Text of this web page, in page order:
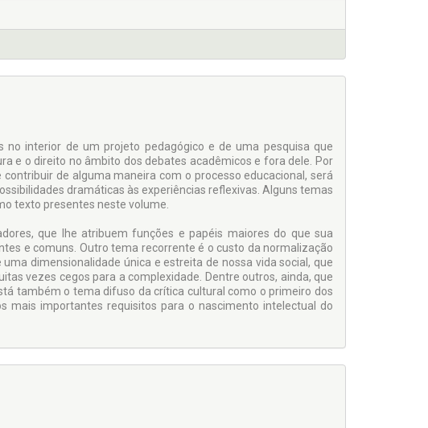
no interior de um projeto pedagógico e de uma pesquisa que
e o direito no âmbito dos debates acadêmicos e fora dele. Por
de alguma maneira com o processo educacional, será
dramáticas às experiências reflexivas. Alguns temas
texto presentes neste volume.
que lhe atribuem funções e papéis maiores do que sua
e comuns. Outro tema recorrente é o custo da normalização
dimensionalidade única e estreita de nossa vida social, que
vezes cegos para a complexidade. Dentre outros, ainda, que
também o tema difuso da crítica cultural como o primeiro dos
mais importantes requisitos para o nascimento intelectual do